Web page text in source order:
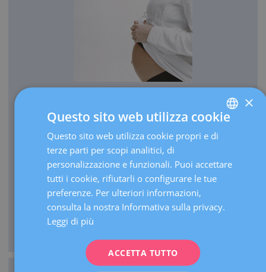
OSTETRICIA
Ogni anno facciamo nascere più di 3.000 bambini.
Annualmente, effettuiamo più di 30.000 ecografie in
corso di gravidanza.
In quanto centro di riferimento, eseguiamo oltre 3.000
visite l’anno per gravidanze ad alto rischio.
Disponiamo di un’Unità di terapia intensiva (UTI)
neonatale di terzo livello in grado di far fronte a parti
SPANISH
DEUTSCH
×
Questo sito web utilizza cookie
Questo sito web utilizza cookie propri e di
terze parti per scopi analitici, di
personalizzazione e funzionali. Puoi accettare
tutti i cookie, rifiutarli o configurare le tue
preferenze. Per ulteriori informazioni,
consulta la nostra Informativa sulla privacy.
Leggi di più
ACCETTA TUTTO